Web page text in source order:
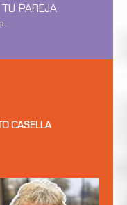
TU PAREJA
CASELLA